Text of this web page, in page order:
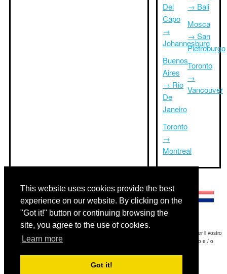
This website uses cookies provide the best
experience on our website. By clicking on the
"Got it!" button or continuing browsing the
site, you agree to the use of cookies.
Learn more
Got it!
Del
Capo
→
Johannesburg
Buenos
Aires
→ Rio
De
Janeiro
Toronto
→
Montreal
→ Bali
Mosca
→ San
Pietroburgo
Toronto
→
Vancouver
Disclaimer: Le informazioni visualizzate su questo sito è la nostra migliore stima e per il vostro
riferimento soltanto.Triptimeto.com non è responsabile di eventuali ritardi viaggio e / o